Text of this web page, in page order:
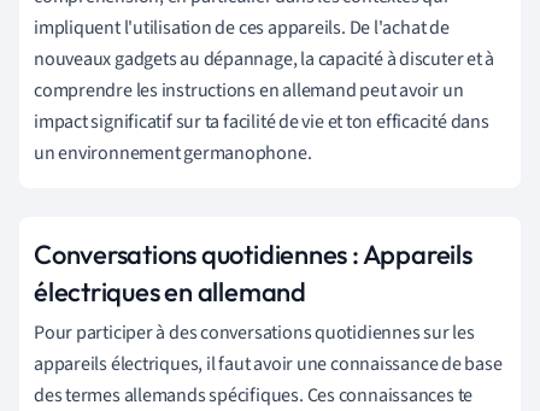
impliquent l'utilisation de ces appareils. De l'achat de
nouveaux gadgets au dépannage, la capacité à discuter et à
comprendre les instructions en allemand peut avoir un
impact significatif sur ta facilité de vie et ton efficacité dans
un environnement germanophone.
Conversations quotidiennes : Appareils
électriques en allemand
Pour participer à des conversations quotidiennes sur les
appareils électriques, il faut avoir une connaissance de base
des termes allemands spécifiques. Ces connaissances te